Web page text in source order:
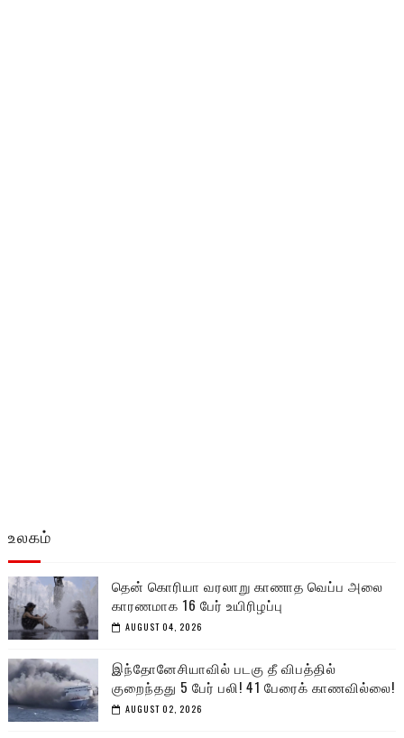
உலகம்
தென் கொரியா வரலாறு காணாத வெப்ப அலை
காரணமாக 16 பேர் உயிரிழப்பு
AUGUST 04, 2026
இந்தோனேசியாவில் படகு தீ விபத்தில்
குறைந்தது 5 பேர் பலி! 41 பேரைக் காணவில்லை!
AUGUST 02, 2026